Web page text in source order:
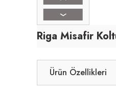
Riga Misafir
Ürün Özellikleri